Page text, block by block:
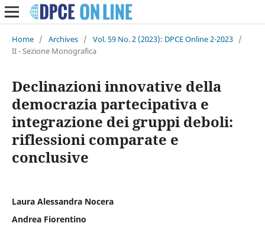
Home / Archives / Vol. 59 No. 2 (2023): DPCE Online 2-2023 /
II - Sezione Monografica
Declinazioni innovative della
democrazia partecipativa e
integrazione dei gruppi deboli:
riflessioni comparate e
conclusive
Laura Alessandra Nocera
Andrea Fiorentino